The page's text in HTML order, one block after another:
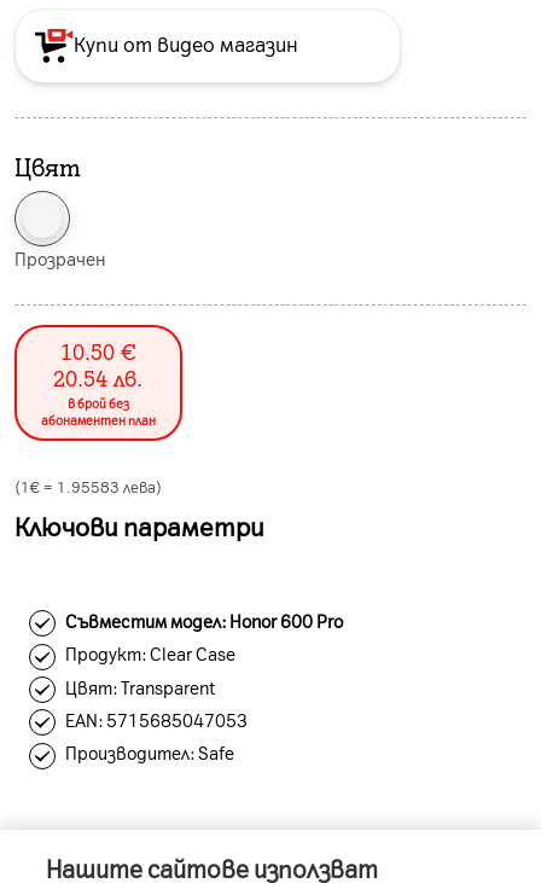
Купи от видео магазин
Цвят
Прозрачен
10.50 €
20.54 лв.
в брой без
абонаментен план
(1€ = 1.95583 лева)
Ключови параметри
Съвместим модел: Honor 600 Pro
Продукт: Clear Case
Цвят: Transparent
ЕAN: 5715685047053
Производител: Safe
Нашите сайтове използват